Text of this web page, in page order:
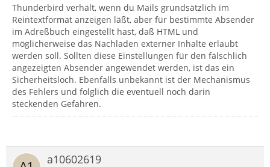
Thunderbird verhält, wenn du Mails grundsätzlich im
Reintextformat anzeigen läßt, aber für bestimmte Absender
im Adreßbuch eingestellt hast, daß HTML und
möglicherweise das Nachladen externer Inhalte erlaubt
werden soll. Sollten diese Einstellungen für den fälschlich
angezeigten Absender angewendet werden, ist das ein
Sicherheitsloch. Ebenfalls unbekannt ist der Mechanismus
des Fehlers und folglich die eventuell noch darin
steckenden Gefahren.
a10602619